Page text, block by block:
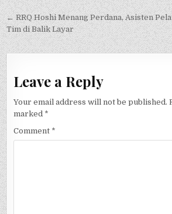
navigation
← RRQ Hoshi Menang Perdana, Asisten
Tim di Balik Layar
Leave a Reply
Your email address will not be published.
marked *
Comment *